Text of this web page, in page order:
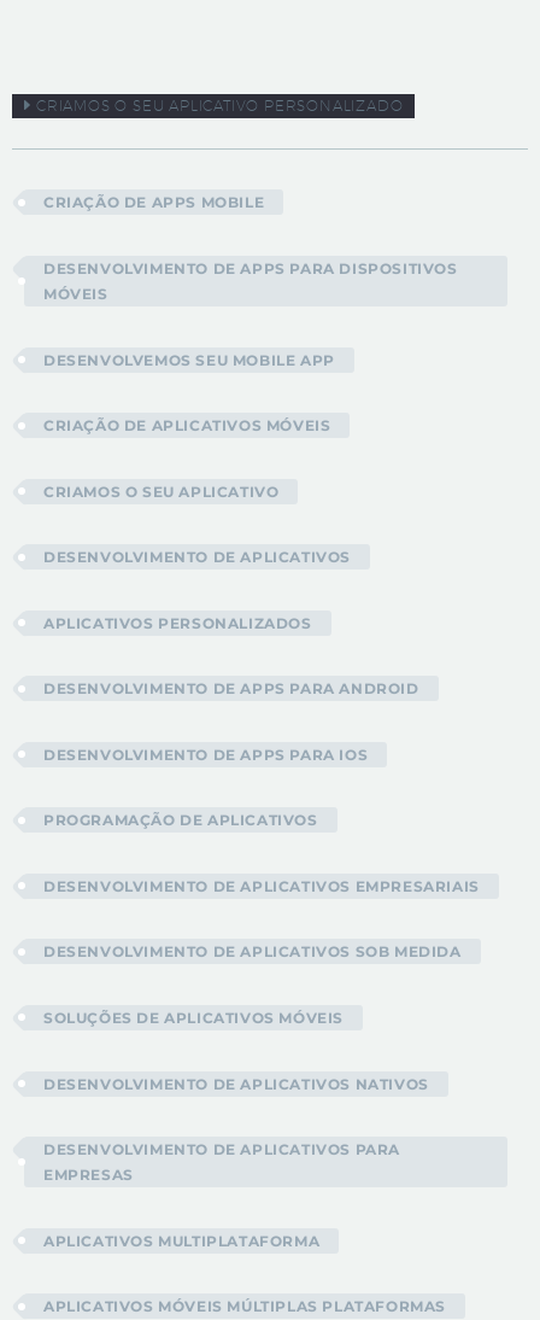
CRIAMOS O SEU APLICATIVO PERSONALIZADO
CRIAÇÃO DE APPS MOBILE
DESENVOLVIMENTO DE APPS PARA DISPOSITIVOS
MÓVEIS
DESENVOLVEMOS SEU MOBILE APP
CRIAÇÃO DE APLICATIVOS MÓVEIS
CRIAMOS O SEU APLICATIVO
DESENVOLVIMENTO DE APLICATIVOS
APLICATIVOS PERSONALIZADOS
DESENVOLVIMENTO DE APPS PARA ANDROID
DESENVOLVIMENTO DE APPS PARA IOS
PROGRAMAÇÃO DE APLICATIVOS
DESENVOLVIMENTO DE APLICATIVOS EMPRESARIAIS
DESENVOLVIMENTO DE APLICATIVOS SOB MEDIDA
SOLUÇÕES DE APLICATIVOS MÓVEIS
DESENVOLVIMENTO DE APLICATIVOS NATIVOS
DESENVOLVIMENTO DE APLICATIVOS PARA
EMPRESAS
APLICATIVOS MULTIPLATAFORMA
APLICATIVOS MÓVEIS MÚLTIPLAS PLATAFORMAS